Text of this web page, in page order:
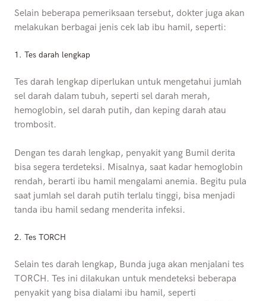
Selain beberapa pemeriksaan tersebut, dokter juga akan
melakukan berbagai jenis cek lab ibu hamil, seperti:
1. Tes darah lengkap
Tes darah lengkap diperlukan untuk mengetahui jumlah
sel darah dalam tubuh, seperti sel darah merah,
hemoglobin, sel darah putih, dan keping darah atau
trombosit.
Dengan tes darah lengkap, penyakit yang Bumil derita
bisa segera terdeteksi. Misalnya, saat kadar hemoglobin
rendah, berarti ibu hamil mengalami anemia. Begitu pula
saat jumlah sel darah putih terlalu tinggi, bisa menjadi
tanda ibu hamil sedang menderita infeksi.
2. Tes TORCH
Selain tes darah lengkap, Bunda juga akan menjalani tes
TORCH. Tes ini dilakukan untuk mendeteksi beberapa
penyakit yang bisa dialami ibu hamil, seperti